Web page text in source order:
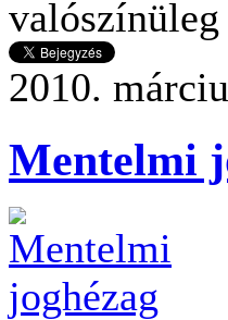
2010.
Mentelmi